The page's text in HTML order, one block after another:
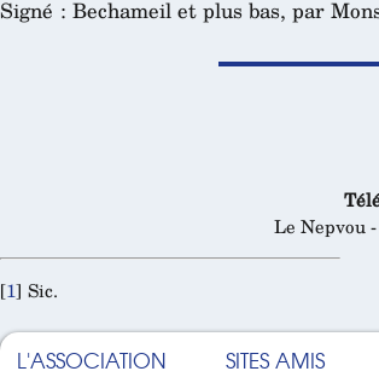
Signé : Bechameil et plus bas, par
Le Nepvou
[1] Sic.
L'ASSOCIATION SITES AMIS